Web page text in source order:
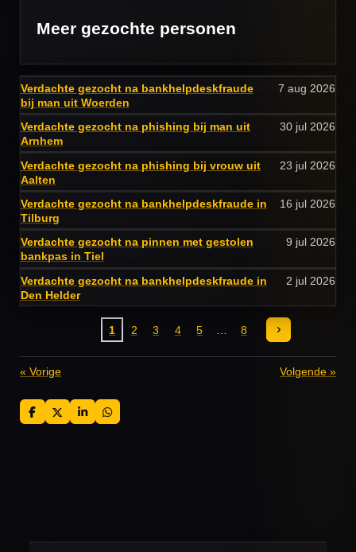
Meer gezochte personen
Verdachte gezocht na bankhelpdeskfraude
bij man uit Woerden
7 aug 2026
Verdachte gezocht na phishing bij man uit
Arnhem
30 jul 2026
Verdachte gezocht na phishing bij vrouw uit
Aalten
23 jul 2026
Verdachte gezocht na bankhelpdeskfraude in
Tilburg
16 jul 2026
Verdachte gezocht na pinnen met gestolen
bankpas in Tiel
9 jul 2026
Verdachte gezocht na bankhelpdeskfraude in
Den Helder
2 jul 2026
1 2 3 4 5 8
« Vorige Volgende »
D
e
D
e
S
h
D
e